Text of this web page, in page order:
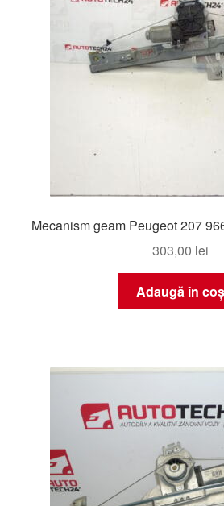
Mecanism geam Peugeot 207
303,00 lei
Adaugă în coș